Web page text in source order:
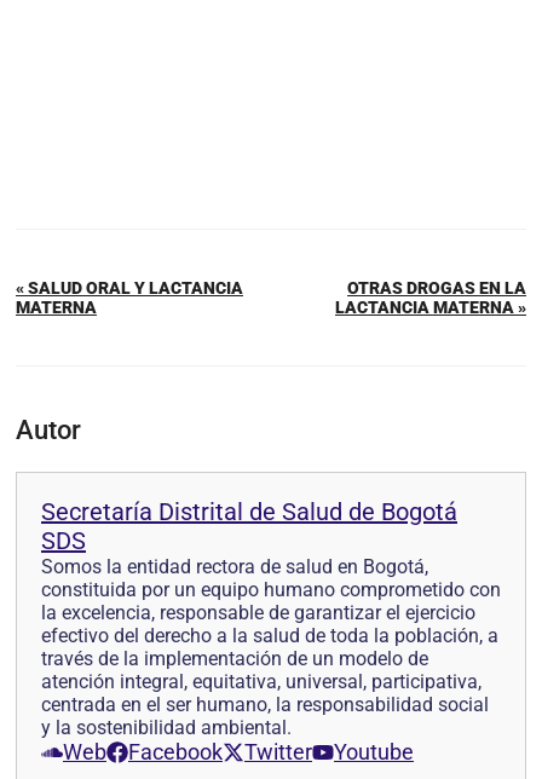
« SALUD ORAL Y LACTANCIA
MATERNA
OTRAS DROGAS EN LA
LACTANCIA MATERNA »
Autor
Secretaría Distrital de Salud de Bogotá
SDS
Somos la entidad rectora de salud en Bogotá,
constituida por un equipo humano comprometido con
la excelencia, responsable de garantizar el ejercicio
efectivo del derecho a la salud de toda la población, a
través de la implementación de un modelo de
atención integral, equitativa, universal, participativa,
centrada en el ser humano, la responsabilidad social
y la sostenibilidad ambiental.
Web Facebook Twitter Youtube